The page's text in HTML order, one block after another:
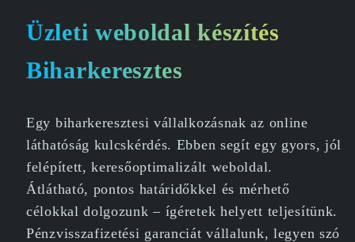
Üzleti weboldal készítés
Biharkeresztes
Egy biharkeresztesi vállalkozásnak az online
láthatóság kulcskérdés. Ebben segít egy gyors, jól
felépített, keresőoptimalizált weboldal.
Átlátható, pontos határidőkkel és mérhető
célokkal dolgozunk – ígéretek helyett teljesítünk.
Pénzvisszafizetési garanciát vállalunk, legyen szó